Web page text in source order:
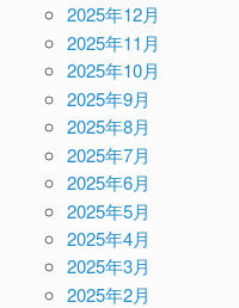
2025年12月
2025年11月
2025年10月
2025年9月
2025年8月
2025年7月
2025年6月
2025年5月
2025年4月
2025年3月
2025年2月